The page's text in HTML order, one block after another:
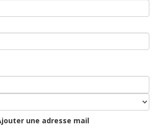
une adresse mail